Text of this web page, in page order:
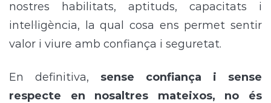
nostres habilitats, aptituds, capacitats i
intel·ligència, la qual cosa ens permet sentir
valor i viure amb confiança i seguretat.
En definitiva, sense confiança i sense
respecte en nosaltres mateixos, no és